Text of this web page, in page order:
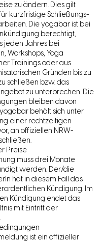
zu ändern. Dies gilt
kurzfristige Schließungs-
Die yogabar ist bei
berechtigt,
jeden Jahres bei
Workshops, Yoga
Trainings oder aus
Gründen bis zu
schließen bzw. das
zu unterbrechen. Die
bleiben davon
behält sich unter
einer rechtzeitigen
an offiziellen NRW-
Preise
muss drei Monate
werden. Der/die
hat in diesem Fall das
Kündigung. Im
Kündigung endet das
mit Eintritt der
ist ein offizieller